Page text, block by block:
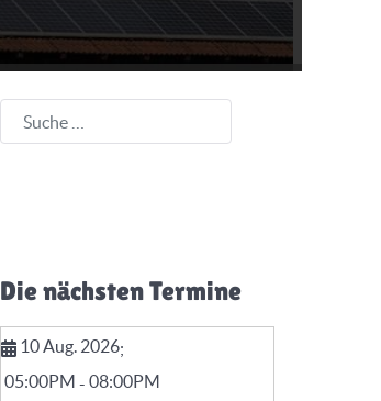
Suchen
Die nächsten Termine
10 Aug. 2026;
05:00PM - 08:00PM